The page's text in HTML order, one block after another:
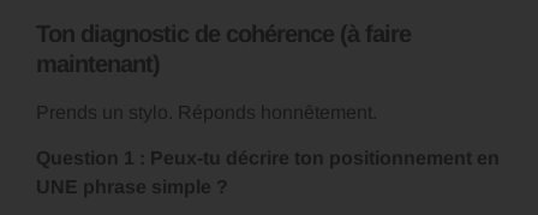
Ton diagnostic de cohérence (à faire
maintenant)
Prends un stylo. Réponds honnêtement.
Question 1 : Peux-tu décrire ton positionnement en
UNE phrase simple ?